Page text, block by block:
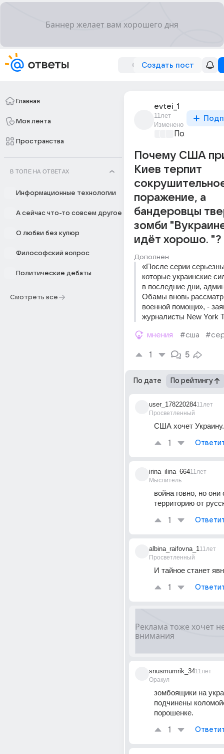
Создать пост
Главная
Моя лента
Пространства
В ТОПЕ НА ОТВЕТАХ
Информационные технологии
А сейчас что-то совсем другое
О любви без купюр
Философский вопрос
Политические дебаты
Смотреть все
evtei_1
11лет
Изменено
Почему США
Киев терпит
поражение, а
бандеровцы
зомби
идёт хорошо. "?
Дополнен
«После серии
которые украинские
в последние дни,
Обамы вновь
военной помощи», -
журналисты New York
мнения #сша
1 5
По дате По рейтингу
user_178220284
Просветленный
11лет
США хочет Украину.
1
irina_ilina_664
Мыслитель
11лет
война говно, но они
территорию от
1
albina_raifovna_1
Просветленный
11лет
И тайное станет
1
snusmumrik_34
Оракул
11лет
зомбоящики на
подчинены
порошенке.
1